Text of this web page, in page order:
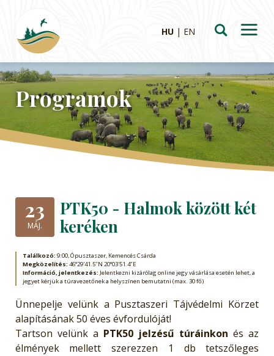
HU EN
Programok
23
MÁJ.
PTK50 - Halmok között két
keréken
Találkozó: 9:00, Ópusztaszer, Kemencés Csárda
Megközelítés: 46°29'41.5"N 20°03'51.4"E
Információ, jelentkezés: Jelentkezni kizárólag online jegy vásárlása esetén lehet, a
jegyet kérjük a túravezetőnek a helyszínen bemutatni (max. 30 fő)
Ünnepelje velünk a Pusztaszeri Tájvédelmi Körzet
alapításának 50 éves évfordulóját!
Tartson velünk a PTK50 jelzésű túráinkon és az
élmények mellett szerezzen 1 db tetszőleges